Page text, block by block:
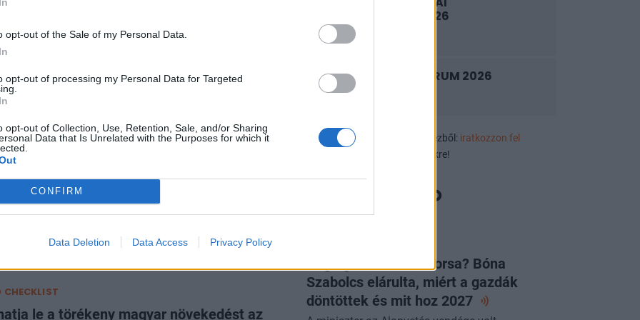
opt-out of the Sale of my Personal Data.
opt-out of processing my Personal Data for Targeted
opt-out of Collection, Use, Retention, Sale, and/or Sharing
Data that Is Unrelated with the Purposes for which it
CONFIRM
Data Deletion Data Access Privacy Policy
06. 17:00
az OTP: mit üzennek a friss számok a
05. 17:00
CHECKLIST
lehet spórolni: be fogja nyújtani a
CHECKLIST
le a törékeny magyar növekedést az
VÁLLALKOZÁSOK 2026
2026. szeptember 9.
PRIVATE HEALTH FORUM 2026
2026. szeptember 10.
Hírek, eseményajánlók első kézből: iratkozzon fel
exkluzív rendezvényértesítőnkre!
Végleges a JÉGER sorsa? Bóna
Szabolcs elárulta, miért a gazdák
döntöttek és mit hoz 2027